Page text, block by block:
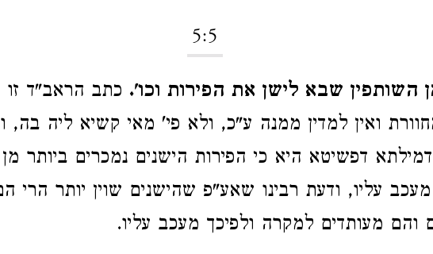
5:5
השותפין שבא לישן את הפירות וכו'. כתב הראב"ד זו
ואין למדין ממנה ע"כ, ולא פי' מאי קשיא ליה בה,
דפשיטא היא כי הפירות הישנים נמכרים ביותר
עליו, ודעת רבינו שאע"פ שהישנים שוין יותר הרי
והם מעותדים למקרה ולפיכך מעכב עליו.